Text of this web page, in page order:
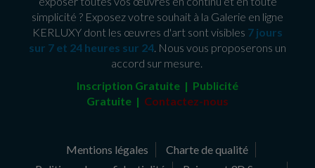
simplicité ? Exposez votre souhait à la Galerie en ligne
KERLUXY dont les œuvres d'art sont visibles 7 jours
sur 7 et 24 heures sur 24 . Nous vous proposerons un
accord sur mesure.
Inscription Gratuite | Publicité
Gratuite | Contactez-nous
Mentions légales
Charte de qualité